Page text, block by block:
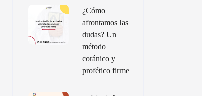
¿Cómo
afrontamos las
dudas? Un
método
coránico y
profético firme